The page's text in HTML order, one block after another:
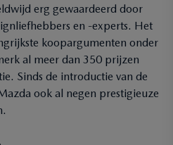
erg gewaardeerd door
en -experts. Het
koopargumenten onder
al meer dan 350 prijzen
Sinds de introductie van de
ook al negen prestigieuze